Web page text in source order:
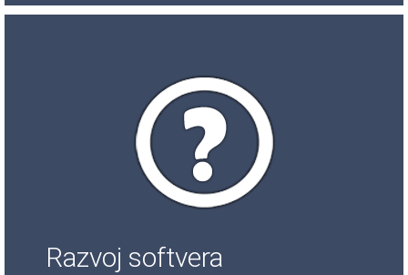
Razvoj softvera